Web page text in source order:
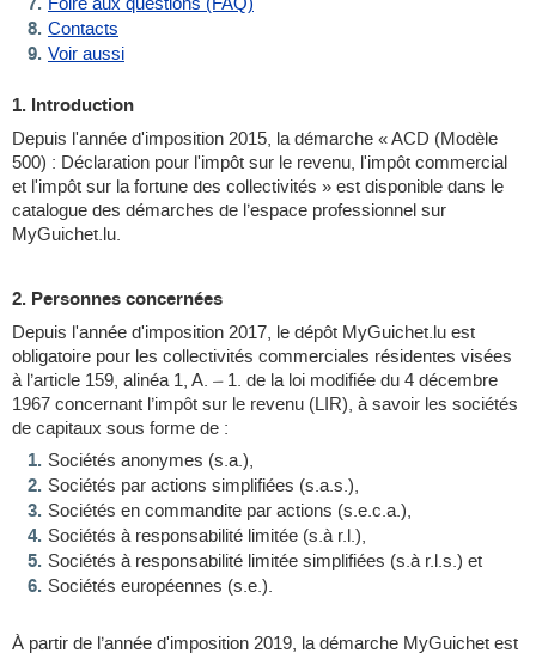
Contacts
Voir aussi
1. Introduction
Depuis l'année d'imposition 2015, la démarche « ACD (Modèle
500) : Déclaration pour l'impôt sur le revenu, l'impôt commercial
et l'impôt sur la fortune des collectivités » est disponible dans le
catalogue des démarches de l’espace professionnel sur
MyGuichet.lu.
2. Personnes concernées
Depuis l'année d'imposition 2017, le dépôt MyGuichet.lu est
obligatoire pour les collectivités commerciales résidentes visées
à l’article 159, alinéa 1, A. – 1. de la loi modifiée du 4 décembre
1967 concernant l’impôt sur le revenu (LIR), à savoir les sociétés
de capitaux sous forme de :
Sociétés anonymes (s.a.),
Sociétés par actions simplifiées (s.a.s.),
Sociétés en commandite par actions (s.e.c.a.),
Sociétés à responsabilité limitée (s.à r.l.),
Sociétés à responsabilité limitée simplifiées (s.à r.l.s.) et
Sociétés européennes (s.e.).
À partir de l’année d'imposition 2019, la démarche MyGuichet est